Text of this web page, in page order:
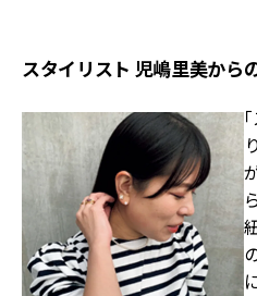
スタイリスト 児嶋里美から